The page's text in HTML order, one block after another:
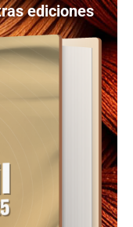
ediciones